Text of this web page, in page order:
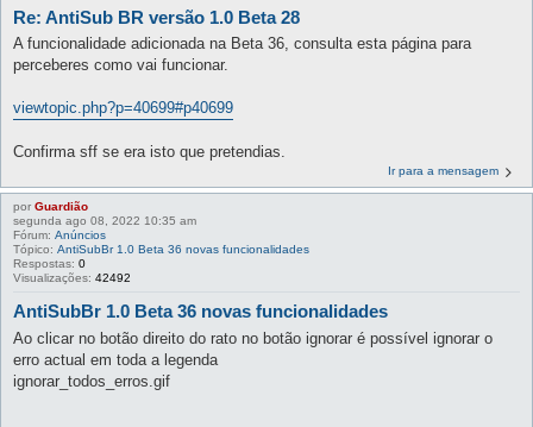
Re: AntiSub BR versão 1.0 Beta 28
A funcionalidade adicionada na Beta 36, consulta esta página para
perceberes como vai funcionar.
viewtopic.php?p=40699#p40699
Confirma sff se era isto que pretendias.
Ir para a mensagem
por Guardião
segunda ago 08, 2022 10:35 am
Fórum: Anúncios
Tópico: AntiSubBr 1.0 Beta 36 novas funcionalidades
Respostas: 0
Visualizações: 42492
AntiSubBr 1.0 Beta 36 novas funcionalidades
Ao clicar no botão direito do rato no botão ignorar é possível ignorar o
erro actual em toda a legenda
ignorar_todos_erros.gif